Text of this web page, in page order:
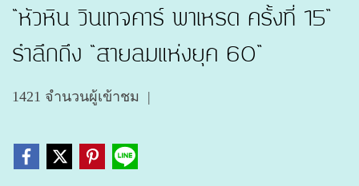
“หัวหิน วินเทจคาร์ พาเหรด ครั้งที่ 15”
รำลึกถึง “สายลมแห่งยุค 60”
1421 จำนวนผู้เข้าชม |